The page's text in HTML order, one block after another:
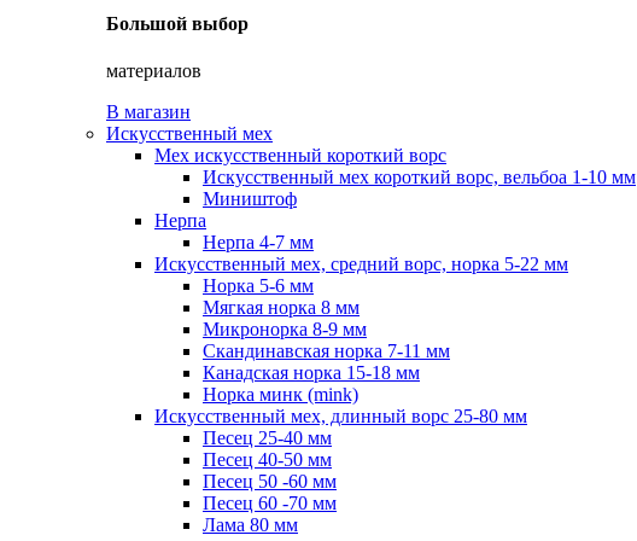
Большой выбор
материалов
В магазин
Искусственный мех
Мех искусственный короткий ворс
Искусственный мех короткий ворс, вельбоа 1-10 мм
Миништоф
Нерпа
Нерпа 4-7 мм
Искусственный мех, средний ворс, норка 5-22 мм
Норка 5-6 мм
Мягкая норка 8 мм
Микронорка 8-9 мм
Скандинавская норка 7-11 мм
Канадская норка 15-18 мм
Норка минк (mink)
Искусственный мех, длинный ворс 25-80 мм
Песец 25-40 мм
Песец 40-50 мм
Песец 50 -60 мм
Песец 60 -70 мм
Лама 80 мм